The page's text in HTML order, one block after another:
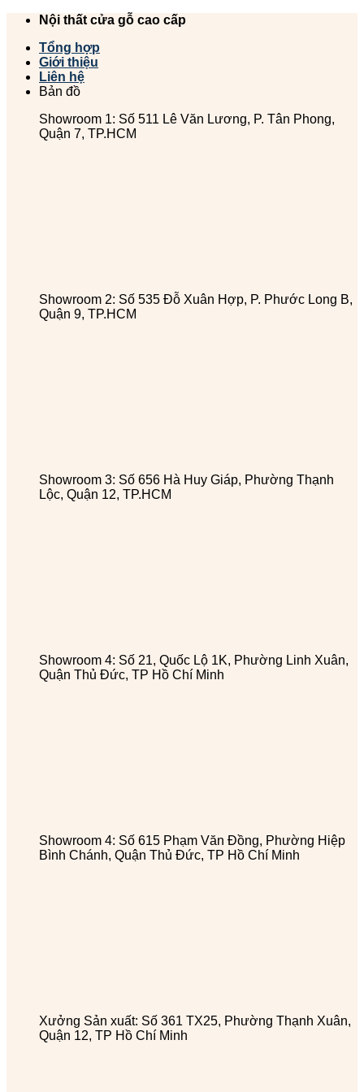
Chuyển
dung
Nội thất cửa gỗ cao cấp
Tổng hợp
Giới thiệu
Liên hệ
Bản đồ
Showroom 1: Số 511 Lê Văn Lương, P. Tân Phong,
Quận 7, TP.HCM
Showroom 2: Số 535 Đỗ Xuân Hợp, P. Phước Long B,
Quận 9, TP.HCM
Showroom 3: Số 656 Hà Huy Giáp, Phường Thạnh
Lộc, Quận 12, TP.HCM
Showroom 4: Số 21, Quốc Lộ 1K, Phường Linh Xuân,
Quận Thủ Đức, TP Hồ Chí Minh
Showroom 4: Số 615 Phạm Văn Đồng, Phường Hiệp
Bình Chánh, Quận Thủ Đức, TP Hồ Chí Minh
Xưởng Sản xuất: Số 361 TX25, Phường Thạnh Xuân,
Quận 12, TP Hồ Chí Minh